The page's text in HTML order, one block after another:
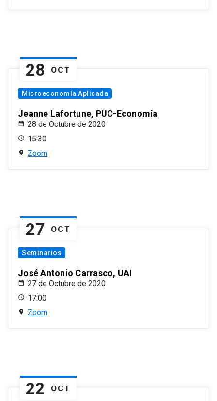
28 OCT
Microeconomía Aplicada
Jeanne Lafortune, PUC-Economía
28 de Octubre de 2020
15:30
Zoom
27 OCT
Seminarios
José Antonio Carrasco, UAI
27 de Octubre de 2020
17:00
Zoom
22 OCT